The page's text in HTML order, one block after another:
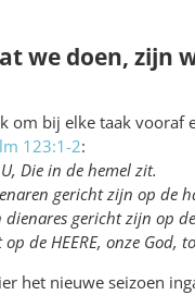
we doen, zijn
om bij elke taak
123:1-2:
Die in de hemel zit.
gericht zijn op de
dienares gericht zijn op
de HEERE, onze God,
het nieuwe seizoen